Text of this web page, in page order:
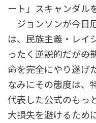
ート」スキャンダル
ジョンソンが今日
は、民族主義・レイ
ったく逆説的だが――
命を完全にやり遂げ
なみにその態度は、
代表した公式のもっ
大損失を避けるため